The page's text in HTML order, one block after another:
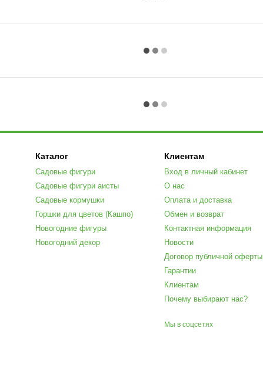
Каталог
Садовые фигури
Садовые фигури аисты
Садовые кормушки
Горшки для цветов (Кашпо)
Новогодние фигуры
Новогодний декор
Клиентам
Вход в личный кабинет
О нас
Оплата и доставка
Обмен и возврат
Контактная информация
Новости
Договор публичной оферты
Гарантии
Клиентам
Почему выбирают нас?
Мы в соцсетях